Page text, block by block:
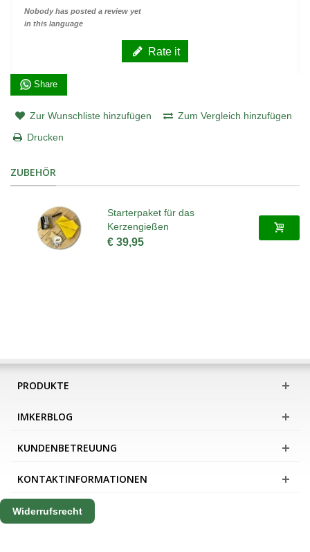
Nobody has posted a review yet
in this language
Rate it
Share
Zur Wunschliste hinzufügen
Zum Vergleich hinzufügen
Drucken
ZUBEHÖR
Starterpaket für das
Kerzengießen
€ 39,95
PRODUKTE
IMKERBLOG
KUNDENBETREUUNG
KONTAKTINFORMATIONEN
Widerrufsrecht